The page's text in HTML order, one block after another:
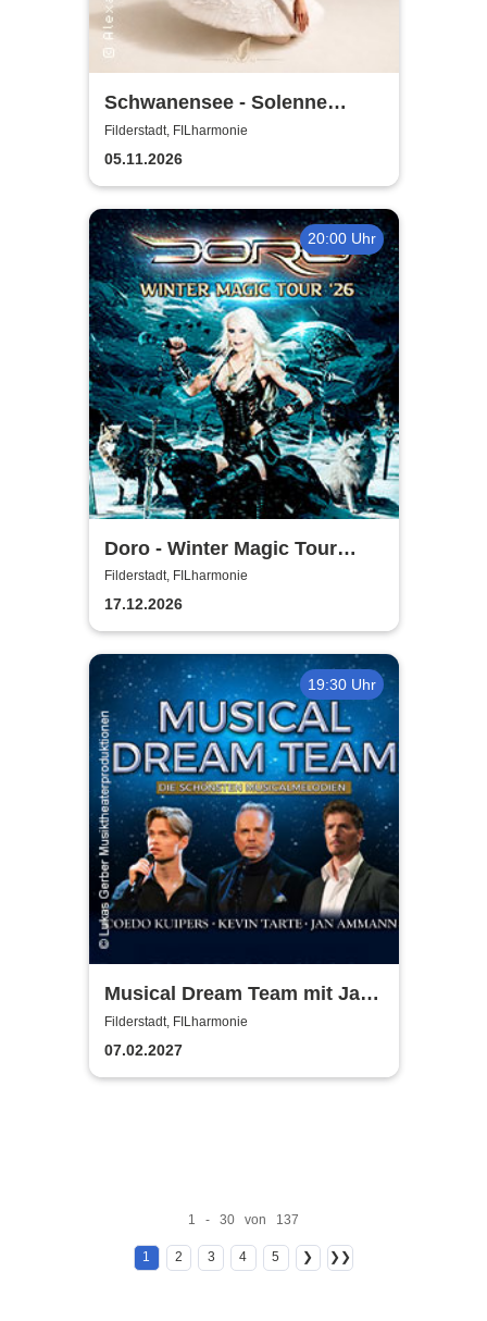
Schwanensee - Solenne
Ballet Classique
Filderstadt, FILharmonie
05.11.2026
20:00 Uhr
Doro - Winter Magic Tour
2026
Filderstadt, FILharmonie
17.12.2026
19:30 Uhr
Musical Dream Team mit Jan
Ammann, Kevin Tarte, Oedo
Kuipers
Filderstadt, FILharmonie
07.02.2027
1 - 30 von 137
1 2 3 4 5 ❯ ❯❯